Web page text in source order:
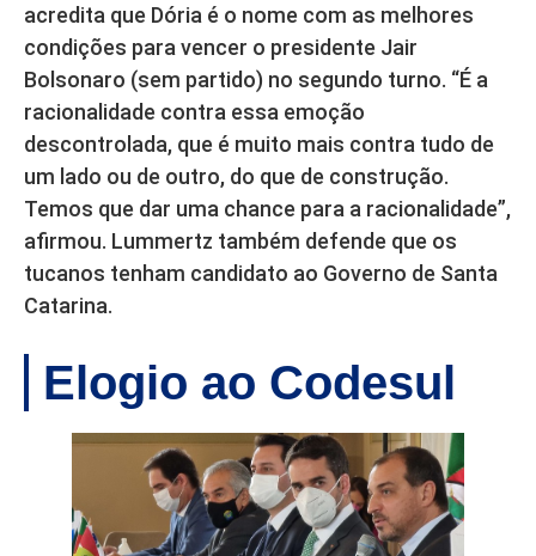
acredita que Dória é o nome com as melhores
condições para vencer o presidente Jair
Bolsonaro (sem partido) no segundo turno. “É a
racionalidade contra essa emoção
descontrolada, que é muito mais contra tudo de
um lado ou de outro, do que de construção.
Temos que dar uma chance para a racionalidade”,
afirmou. Lummertz também defende que os
tucanos tenham candidato ao Governo de Santa
Catarina.
Elogio ao Codesul